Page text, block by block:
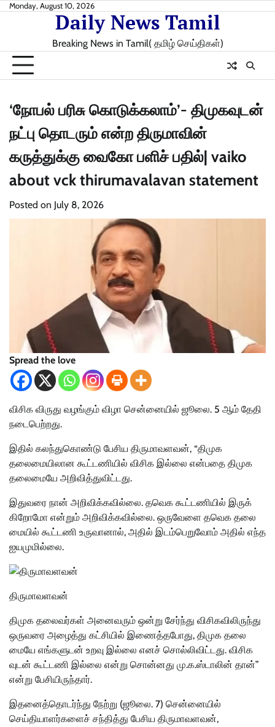
SkipMonday, August 10, 2026
Daily News Tamil
Breaking News in Tamil( தமிழ் செய்திகள்)
‘நோபல் பரிசு கொடுக்கலாம்’- திமுகவுடன்
நட்பு தொடரும் என்ற திருமாவின்
கருத்துக்கு வைகோ பளிச் பதில்| vaiko
about vck thirumavalavan statement
Posted on July 8, 2026
Spread the love
விசிக விருது வழங்கும் விழா சென்னையில் ஜூலை. 5 ஆம் தேதி
நடைபெற்றது.
இதில் கலந்துகொண்டு பேசிய திருமாவளவன், “திமுக
தலைமையிலான கூட்டணியில் விசிக இல்லை என்பதை திமுக
தலை​மையே அறி​வித்​து​விட்​டது.
இது​வரை நான் அறிவிக்​க​வில்​லை. தவெக கூட்​ட​ணி​யில் இருக்​
கிறோமோ என்றும் அறிவிக்​க​வில்​லை. ஒரு​வேளை தவெக தலை​
மை​யில் கூட்​டணி உருவா​னால், அதில் இடம்​பெறுவோம் அதில் எந்த
ஐயமுமில்​லை.
திருமாவளவன்
திமுக தலை​வர்​கள் அனை​வரும் ஒன்​று சேர்ந்து விசிக​விலிருந்து
ஒரு​வரை அழைத்து கட்​சி​யில் இணைத்​த​போது, திமுக தலை​
மையே எங்​களு​டன் உறவு இல்லை எனச் சொல்​லி​விட்​டது. விசிக​
வுடன் கூட்​டணி இல்லை என்று சொன்னது மு.க.ஸ்டா​லின் தான்”
என்று பேசியிருந்தார்.
இதனைத்தொடர்ந்து நேற்று (ஜூலை. 7) சென்னையில்
செய்தியாளர்களைச் சந்தித்து பேசிய திருமாவளவன்,